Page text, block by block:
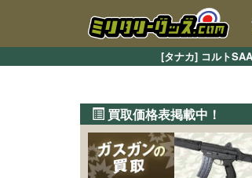
[タナカ] コルト
買取価格表掲載中！